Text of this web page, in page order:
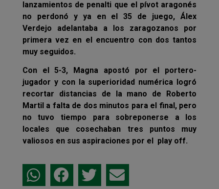
lanzamientos de penalti que el pívot aragonés
no perdonó y ya en el 35 de juego, Álex
Verdejo adelantaba a los zaragozanos por
primera vez en el encuentro con dos tantos
muy seguidos.
Con el 5-3, Magna apostó por el portero-
jugador y con la superioridad numérica logró
recortar distancias de la mano de Roberto
Martil a falta de dos minutos para el final, pero
no tuvo tiempo para sobreponerse a los
locales que cosechaban tres puntos muy
valiosos en sus aspiraciones por el play off.